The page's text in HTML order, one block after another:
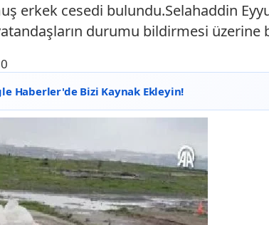
erkek cesedi bulundu.Selahaddin
durumu bildirmesi üzerine
Haberler'de Bizi Kaynak Ekleyin!